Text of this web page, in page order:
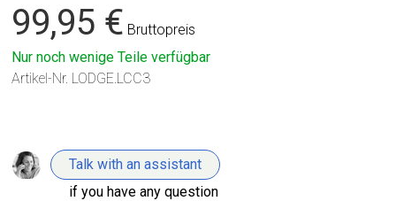
99,95 € Bruttopreis
Nur noch wenige Teile verfügbar
Artikel-Nr. LODGE.LCC3
Talk with an assistant
if you have any question